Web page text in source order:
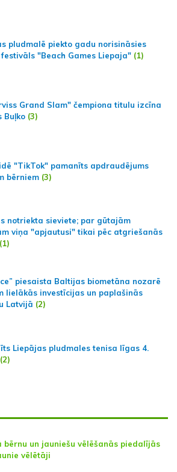
pludmalē piekto gadu norisināsies
"Beach Games Liepaja" (1)
Grand Slam" čempiona titulu izcīna
Buļko (3)
"TikTok" pamanīts apdraudējums
bērniem (3)
notriekta sieviete; par gūtajām
viņa "apjautusi" tikai pēc atgriešanās
(1)
piesaista Baltijas biometāna nozarē
lielākās investīcijas un paplašinās
Latvijā (2)
Liepājas pludmales tenisa līgas 4.
(2)
bērnu un jauniešu vēlēšanās piedalījās
vēlētāji